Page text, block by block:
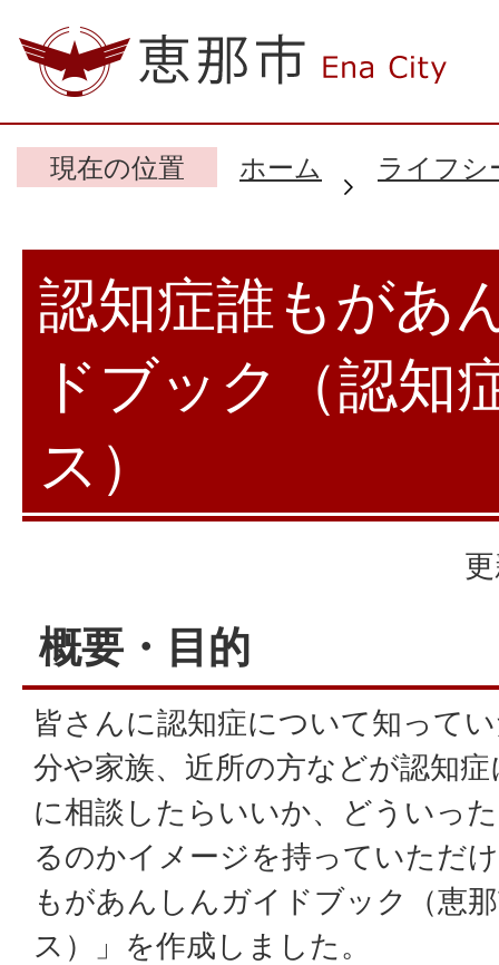
現在の位置 ホーム ライフシ
認知症誰もがあ
ドブック（認知
ス）
概要・目的
皆さんに認知症について知って
分や家族、近所の方などが認知
に相談したらいいか、どういっ
るのかイメージを持っていただ
もがあんしんガイドブック（恵
ス）」を作成しました。